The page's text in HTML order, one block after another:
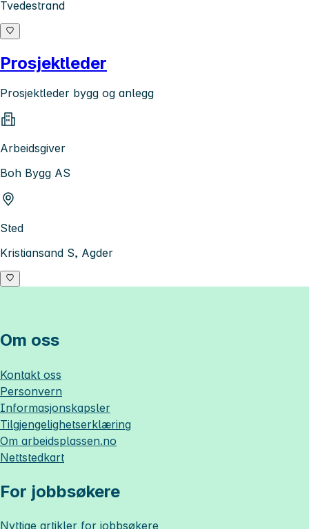
Tvedestrand
Prosjektleder
Prosjektleder bygg og anlegg
Arbeidsgiver
Boh Bygg AS
Sted
Kristiansand S, Agder
Om oss
Kontakt oss
Personvern
Informasjonskapsler
Tilgjengelighetserklæring
Om arbeidsplassen.no
Nettstedkart
For jobbsøkere
Nyttige artikler for jobbsøkere